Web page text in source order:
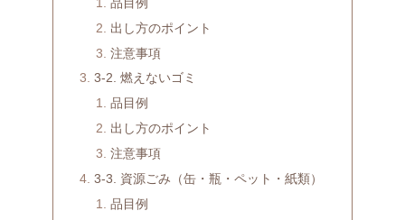
出し方のポイント
注意事項
3-2. 燃えないゴミ
品目例
出し方のポイント
注意事項
3-3. 資源ごみ（缶・瓶・ペット・紙類）
品目例